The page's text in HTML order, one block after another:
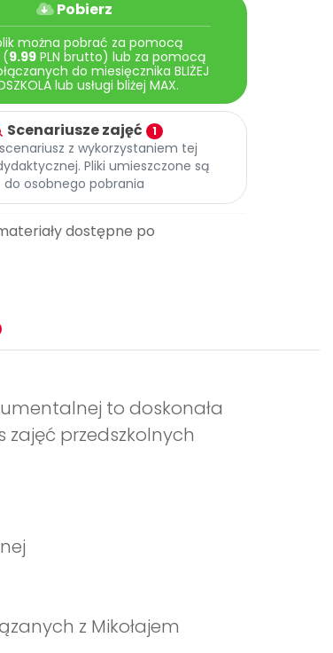
Pobierz
można pobrać za pomocą
(9.99PLN brutto) lub za pomocą
do miesięcznika BLIŻEJ
lub usługi bliżej MAX.
Scenariusze zajęć 1
z wykorzystaniem tej
Pliki umieszczone są
do osobnego pobrania
dostępne po
to doskonała
przedszkolnych
z Mikołajem